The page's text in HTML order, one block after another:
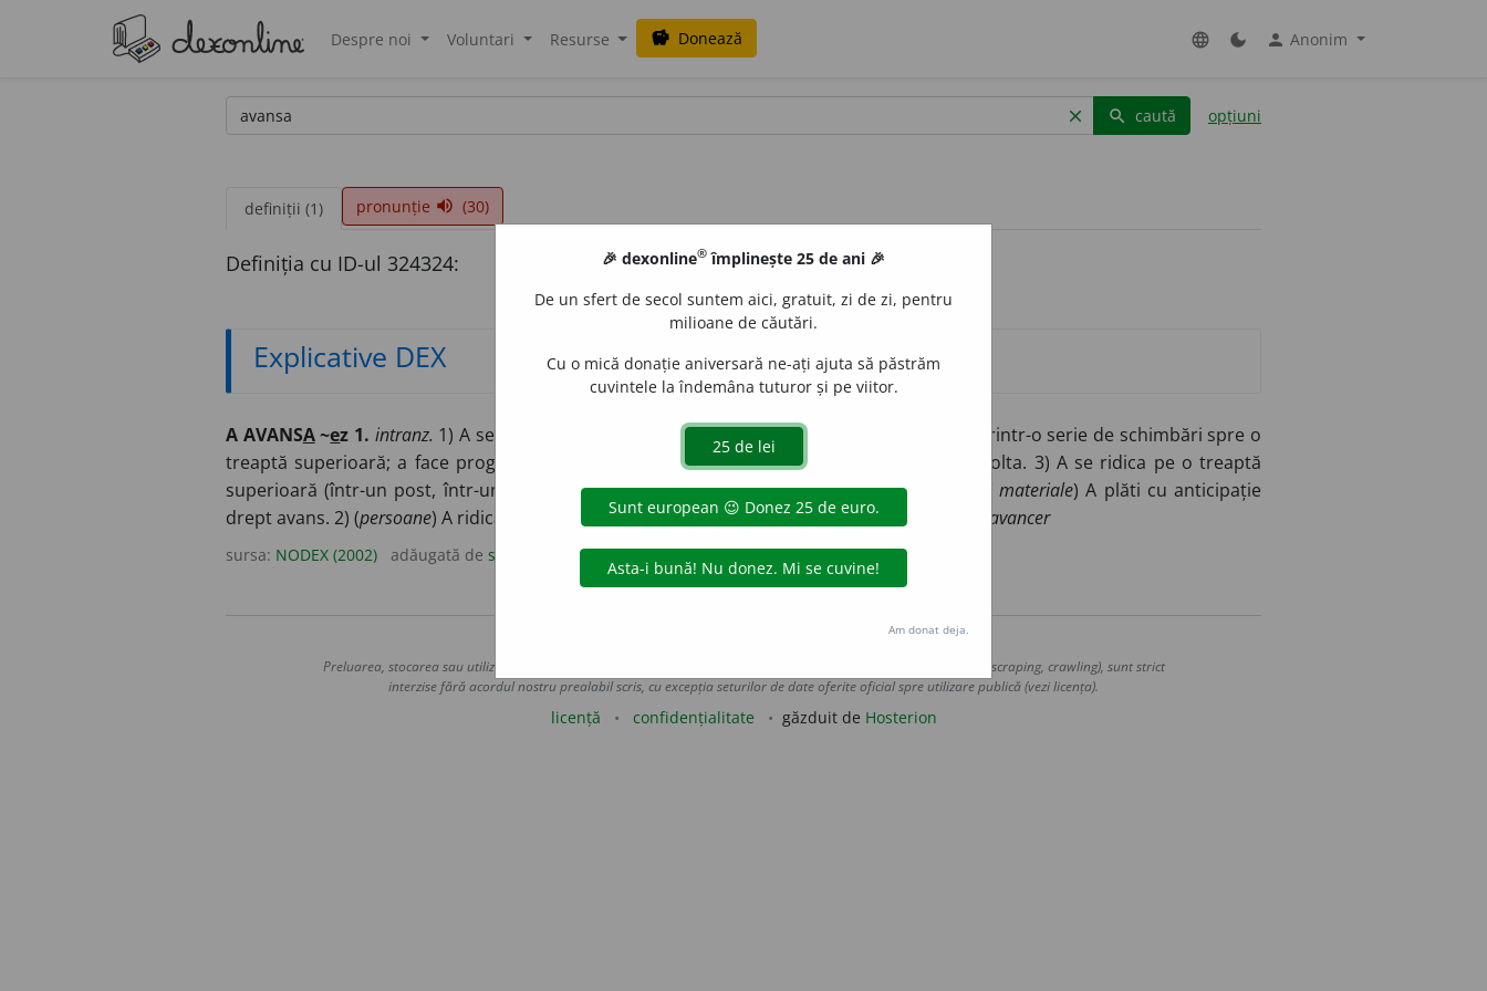
Despre noi Voluntari Resurse savings Donează language dark_mode person Anonim
clear search caută opțiuni
definiții (1) pronunție volume_up (30)
Definiția cu ID-ul 324324:
Explicative DEX
A AVANSA~ez 1. intranz. 1) A se mișca înainte (în spațiu sau în timp); a înainta. 2) A trece printr-o serie de schimbări spre o
treaptă superioară; a face progrese; a progresa; a propăși; a înainta; a evolua; a se dezvolta. 3) A se ridica pe o treaptă
superioară (într-un post, într-un grad științific); a inainta. 2.tranz.1) (sume de bani, bunuri materiale) A plăti cu anticipație
drept avans. 2) (persoane) A ridica într-un post sau grad mai înalt; a înainta; a promova. /<fr. avancer
sursa: NODEX (2002) adăugată de siveco acțiuni
Preluarea, stocarea sau utilizarea datelor de pe acest site, inclusiv prin orice metode de extragere automată (web scraping, crawling), sunt strict
interzise fără acordul nostru prealabil scris, cu excepția seturilor de date oferite oficial spre utilizare publică (vezi licența).
licență confidențialitate găzduit de Hosterion
🎉 dexonline® împlinește 25 de ani 🎉
De un sfert de secol suntem aici, gratuit, zi de zi, pentru
milioane de căutări.
Cu o mică donație aniversară ne-ați ajuta să păstrăm
cuvintele la îndemâna tuturor și pe viitor.
Am donat deja.